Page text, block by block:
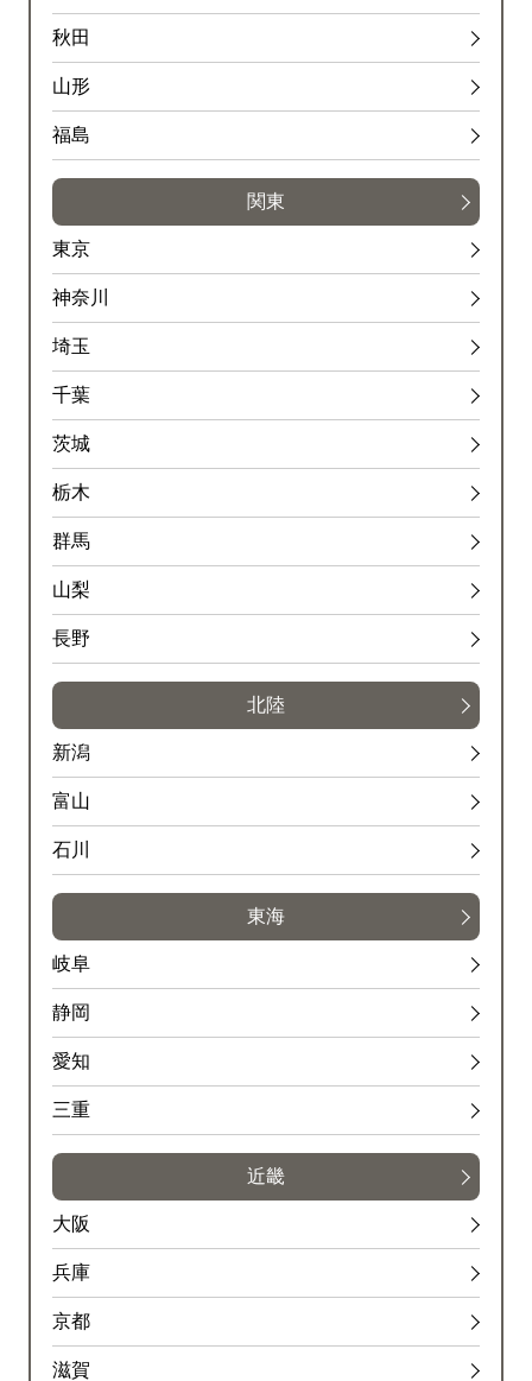
秋田
山形
福島
関東
東京
神奈川
埼玉
千葉
茨城
栃木
群馬
山梨
長野
北陸
新潟
富山
石川
東海
岐阜
静岡
愛知
三重
近畿
大阪
兵庫
京都
滋賀